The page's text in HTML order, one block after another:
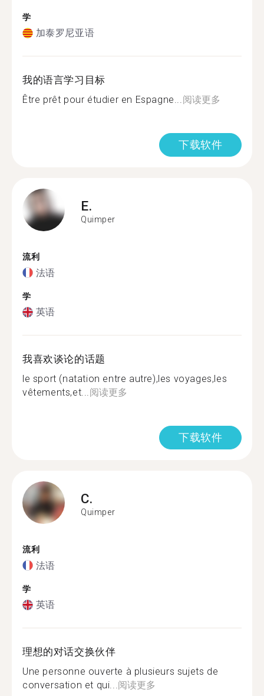
学
加泰罗尼亚语
我的语言学习目标
Être prêt pour étudier en Espagne...阅读更多
下载软件
E.
Quimper
流利
法语
学
英语
我喜欢谈论的话题
le sport (natation entre autre),les voyages,les
vêtements,et...阅读更多
下载软件
C.
Quimper
流利
法语
学
英语
理想的对话交换伙伴
Une personne ouverte à plusieurs sujets de
conversation et qui...阅读更多